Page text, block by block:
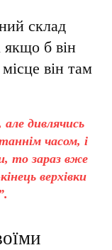
склад
якщо б він
він там
дивлячись
часом, і
то зараз вже
верхівки